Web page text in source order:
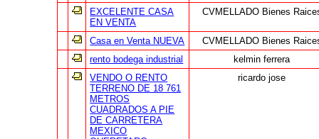
EXCELENTE CASA
EN VENTA
CVMELLADO Bienes
Casa en Venta NUEVA
CVMELLADO Bienes
rento bodega industrial
kelmin ferrera
VENDO O RENTO
TERRENO DE 18 761
METROS
CUADRADOS A PIE
DE CARRETERA
MEXICO
ricardo jose